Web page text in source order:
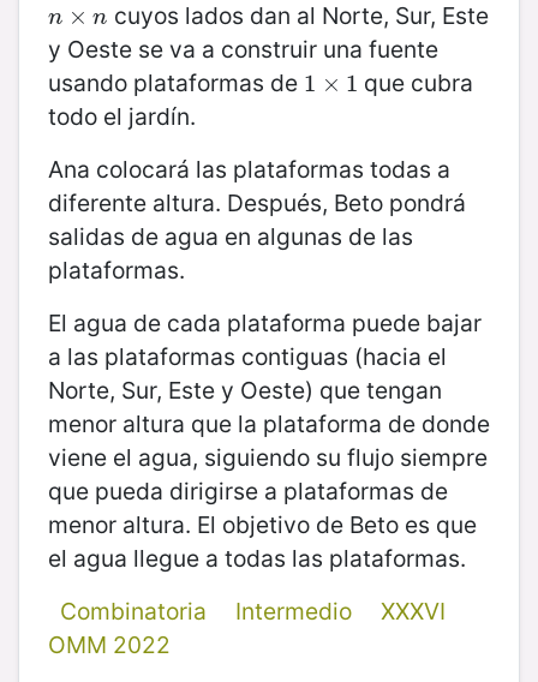
n × n
n×n
cuyos lados dan al Norte, Sur, Este
y Oeste se va a construir una fuente
usando plataformas de 1 × 1
1 ×1
que cubra
todo el jardín.
Ana colocará las plataformas todas a
diferente altura. Después, Beto pondrá
salidas de agua en algunas de las
plataformas.
El agua de cada plataforma puede bajar
a las plataformas contiguas (hacia el
Norte, Sur, Este y Oeste) que tengan
menor altura que la plataforma de donde
viene el agua, siguiendo su flujo siempre
que pueda dirigirse a plataformas de
menor altura. El objetivo de Beto es que
el agua llegue a todas las plataformas.
Combinatoria
Intermedio
XXXVI
OMM 2022